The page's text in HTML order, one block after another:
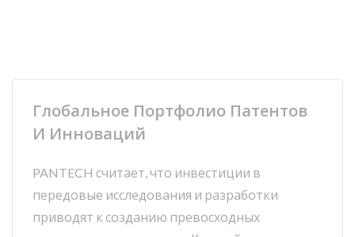
Глобальное Портфолио Патентов
И Инноваций
PANTECH считает, что инвестиции в
передовые исследования и разработки
приводят к созданию превосходных